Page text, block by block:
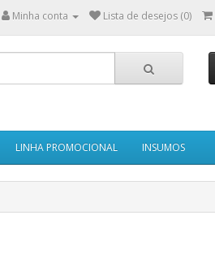
Minha conta Lista de desejos (0)
LINHA PROMOCIONAL INSUMOS